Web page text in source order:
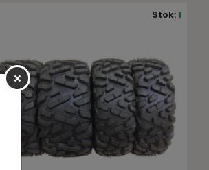
Stok:8